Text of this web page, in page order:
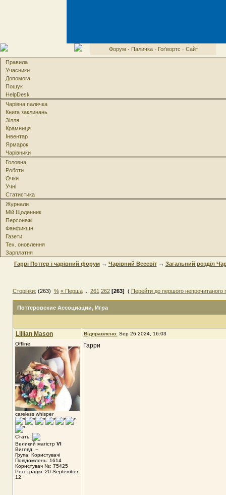
Форум · Паличка· Гоґвортс · Сайт
Правила
Учасники
Допомога
Пошук
HelpDesk
Чарівна паличка
Книга заклинань
Зілля
Крамниця
Інвентар
Ярмарок
Чарівники
Головна
Роботи
Очки
Учні
Статистика
Журнали
Мій Щоденник
Персонажі
Фанфикшн
Газети
Тех. оновлення
Зарплатня
Гаррі Поттер і чарівний форум→ Чарівний Всесвіт→ Загальний розділ
Сторінки: (263) % « Перша... 261 262 [263] ( Перейти до першого непрочитаного
Поттеровские Ассоциации, Игра
Lillian Mason Відправлено: Sep 26 2024, 16:03
Offline
careless whisper
Стать:
Великий магістр VI
Вигляд: --
Група: Користувачі
Повідомлень: 1614
Користувач №: 75425
Реєстрація: 20-September
12
Гарри